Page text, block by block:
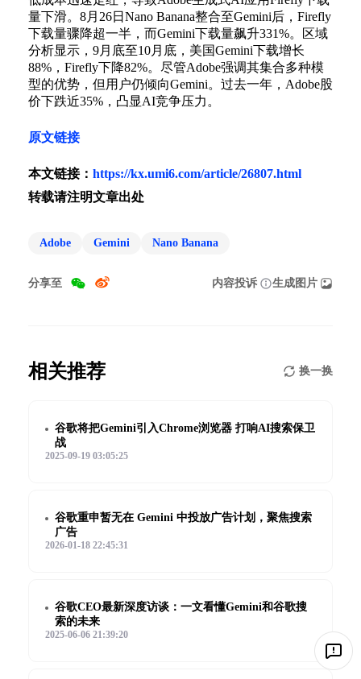
量下滑。8月26日Nano Banana整合至Gemini后，Firefly
下载量骤降超一半，而Gemini下载量飙升331%。区域
分析显示，9月底至10月底，美国Gemini下载增长
88%，Firefly下降82%。尽管Adobe强调其集合多种模
型的优势，但用户仍倾向Gemini。过去一年，Adobe股
价下跌近35%，凸显AI竞争压力。
原文链接
本文链接： https://kx.umi6.com/article/26807.html
转载请注明文章出处
Adobe Gemini Nano Banana
分享至 内容投诉 生成图片
相关推荐 换一换
谷歌将把Gemini引入Chrome浏览器 打响AI搜索保卫
战
2025-09-19 03:05:25
谷歌重申暂无在 Gemini 中投放广告计划，聚焦搜索
广告
2026-01-18 22:45:31
谷歌CEO最新深度访谈：一文看懂Gemini和谷歌搜
索的未来
2025-06-06 21:39:20